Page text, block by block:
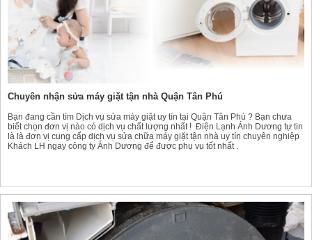
Chuyên nhận sửa máy giặt tận nhà Quận Tân Phú
Bạn đang cần tìm Dịch vụ sửa máy giặt uy tín tại Quận Tân Phú ? Bạn chưa
biết chọn đơn vị nào có dịch vụ chất lượng nhất ! Điện Lạnh Ánh Dương tự tin
là là đơn vị cung cấp dịch vụ sửa chữa máy giặt tận nhà uy tín chuyên nghiệp
Khách LH ngay công ty Ánh Dương để được phụ vụ tốt nhất .